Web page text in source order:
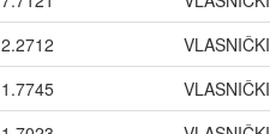
2.2712 VLASNIČKI
1.7745 VLASNIČKI